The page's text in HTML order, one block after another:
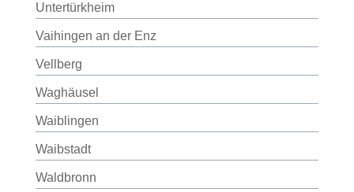
Untertürkheim
Vaihingen an der Enz
Vellberg
Waghäusel
Waiblingen
Waibstadt
Waldbronn